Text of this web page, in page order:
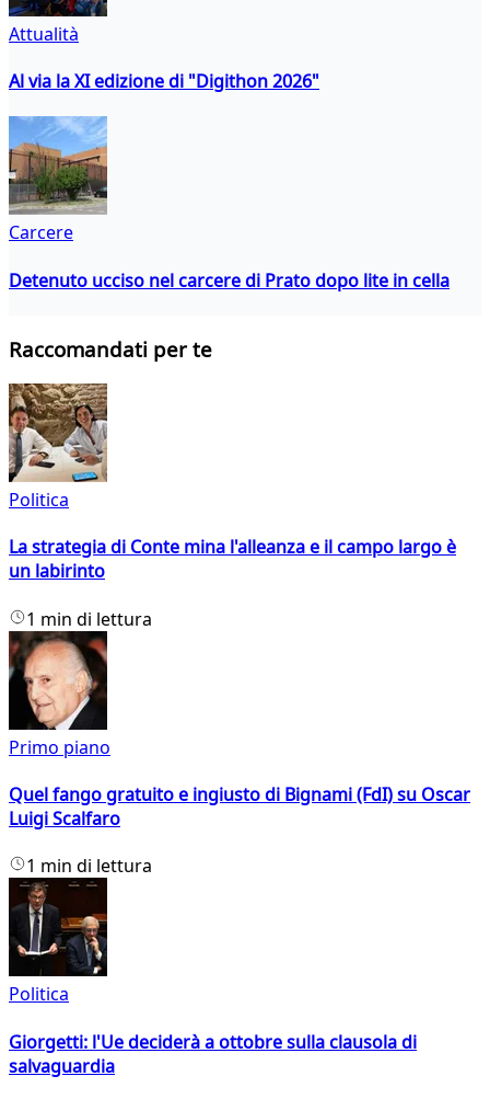
Attualità
Al via la XI edizione di "Digithon 2026"
Carcere
Detenuto ucciso nel carcere di Prato dopo lite in cella
Raccomandati per te
Politica
La strategia di Conte mina l'alleanza e il campo largo è
un labirinto
1 min di lettura
Primo piano
Quel fango gratuito e ingiusto di Bignami (FdI) su Oscar
Luigi Scalfaro
1 min di lettura
Politica
Giorgetti: l'Ue deciderà a ottobre sulla clausola di
salvaguardia